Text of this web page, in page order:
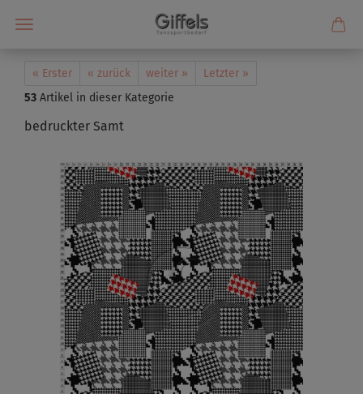
« Erster « zurück weiter »
Letzter »
53 Artikel in dieser Kategorie
bedruckter Samt